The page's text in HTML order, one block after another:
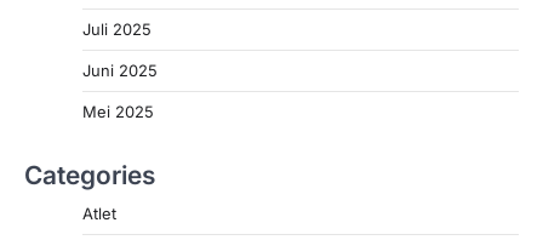
Juli 2025
Juni 2025
Mei 2025
Categories
Atlet